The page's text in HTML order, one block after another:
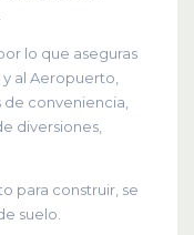
lo que aseguras
al Aeropuerto,
conveniencia,
diversiones,
para construir, se
suelo.